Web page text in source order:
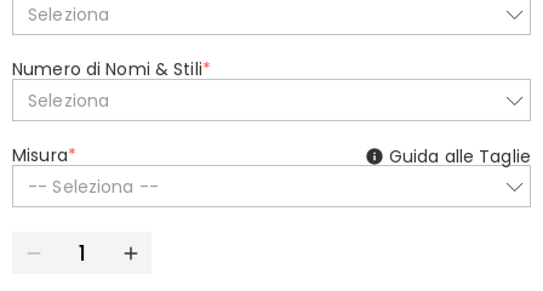
Seleziona
Numero di Nomi & Stili*
Seleziona
Misura*
-- Seleziona --
Guida alle Taglie